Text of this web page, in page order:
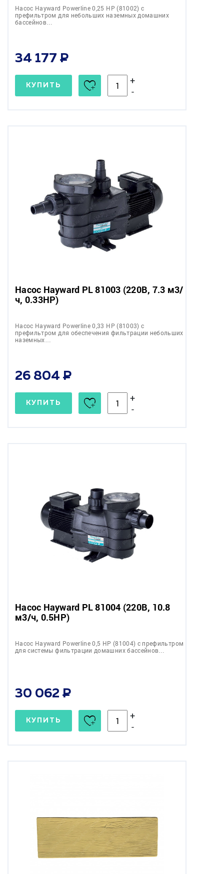
Насос Hayward Powerline 0,25 НР (81002) c
префильтром для небольших наземных домашних
бассейнов…
34 177
КУПИТЬ
+
-
Насос Hayward PL 81003 (220В, 7.3 м3/
ч, 0.33HP)
Насос Hayward Powerline 0,33 НР (81003) с
префильтром для обеспечения фильтрации небольших
наземных…
26 804
КУПИТЬ
+
-
Насос Hayward PL 81004 (220В, 10.8
м3/ч, 0.5HP)
Насос Hayward Powerline 0,5 НР (81004) с префильтром
для системы фильтрации домашних бассейнов…
30 062
КУПИТЬ
+
-